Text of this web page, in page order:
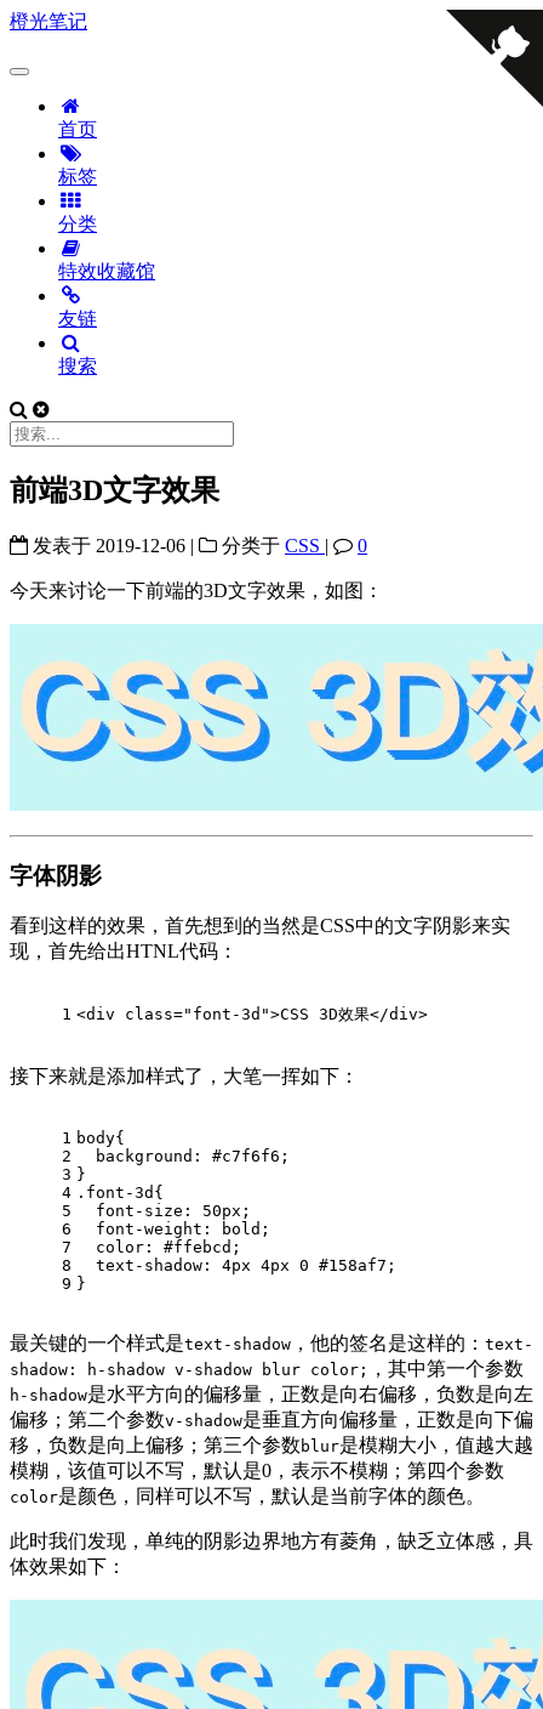
橙光笔记
首页
标签
分类
特效收藏馆
友链
搜索
前端3D文字效果
发表于 2019-12-06 | 分类于 CSS | 0
今天来讨论一下前端的3D文字效果，如图：
字体阴影
看到这样的效果，首先想到的当然是CSS中的文字阴影来实
现，首先给出HTNL代码：
1 <div class="font-3d">CSS 3D效果</div>
接下来就是添加样式了，大笔一挥如下：
1
2
3
4
5
6
7
8
9
body{
background : #c7f6f6 ;
}
.font-3d {
font-size : 50px ;
font-weight : bold;
color : #ffebcd ;
text-shadow : 4px 4px 0 #158af7 ;
}
最关键的一个样式是text-shadow ，他的签名是这样的： text-
shadow: h-shadow v-shadow blur color;
，其中第一个参数
h-shadow是水平方向的偏移量，正数是向右偏移，负数是向左
偏移；第二个参数v-shadow是垂直方向偏移量，正数是向下偏
移，负数是向上偏移；第三个参数 blur是模糊大小，值越大越
模糊，该值可以不写，默认是0，表示不模糊；第四个参数
color是颜色，同样可以不写，默认是当前字体的颜色。
此时我们发现，单纯的阴影边界地方有菱角，缺乏立体感，具
体效果如下：